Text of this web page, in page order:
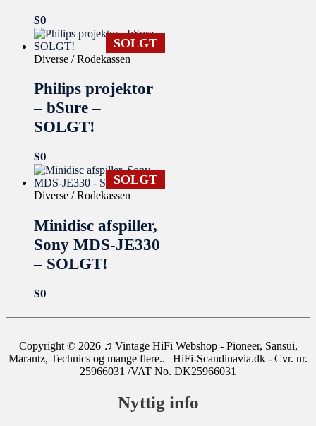
$0
SOLGT
Diverse / Rodekassen
Philips projektor
– bSure –
SOLGT!
$0
SOLGT
Diverse / Rodekassen
Minidisc afspiller,
Sony MDS-JE330
– SOLGT!
$0
Copyright © 2026 ♫ Vintage HiFi Webshop - Pioneer, Sansui,
Marantz, Technics og mange flere.. | HiFi-Scandinavia.dk - Cvr. nr.
25966031 /VAT No. DK25966031
Nyttig info